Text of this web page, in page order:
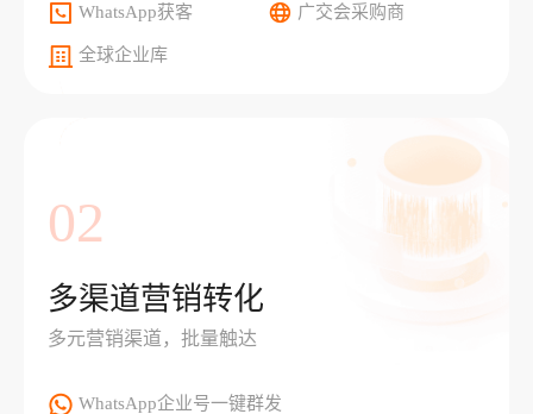
WhatsApp获客 广交会采购商
全球企业库
02
多渠道营销转化
多元营销渠道，批量触达
WhatsApp企业号一键群发